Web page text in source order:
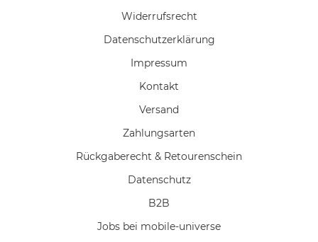
Widerrufs­recht
Daten­schutz­erklärung
Impressum
Kontakt
Versand
Zahlungsarten
Rückgaberecht & Retourenschein
Datenschutz
B2B
Jobs bei mobile-universe